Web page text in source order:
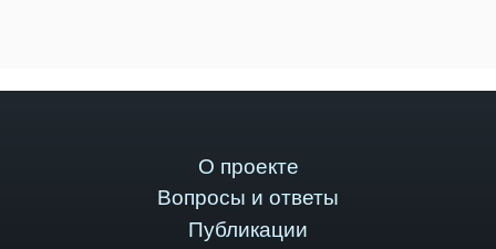
О проекте
Вопросы и ответы
Публикации